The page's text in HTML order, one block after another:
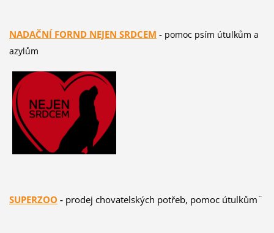
NADAČNÍ FORND NEJEN SRDCEM - pomoc psím útulkům a
azylům
SUPERZOO -prodej chovatelských potřeb, pomoc útulkům¨